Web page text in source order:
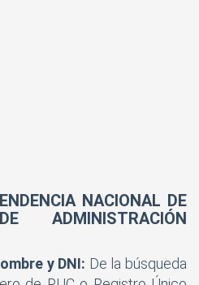
NACIONAL DE
y DNI: De la búsqueda